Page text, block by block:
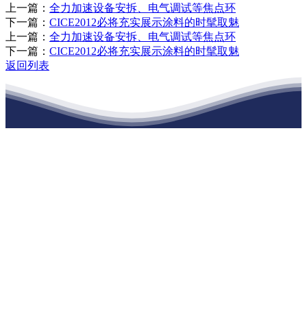
上一篇： 全力加速设备安拆、电气调试等焦点环
下一篇： CICE2012必将充实展示涂料的时髦取魅
上一篇： 全力加速设备安拆、电气调试等焦点环
下一篇： CICE2012必将充实展示涂料的时髦取魅
返回列表